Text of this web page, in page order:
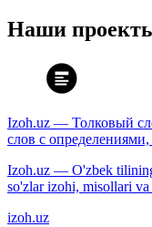
Наши
Izoh.uz — Толковый
слов с
Izoh.uz — O'zbek
so'zlar izohi, misollari
izoh.uz